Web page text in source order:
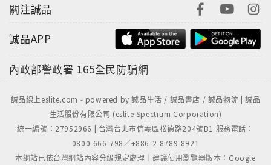
關注誠品
誠品APP
內政部警政署 165全民防騙網
誠品線上eslite.com - powered by 誠品生活 / 誠品書店 / 誠品物流 | 誠品
生活股份有限公司 (eslite Spectrum Corporation)
統一編號：27952966 | 台灣台北市信義區松德路204號B1 服務電話：
0800-666-798／+886-2-8789-8921
本網站已依台灣網站內容分級規定處理｜建議使用瀏覽器版本：Google